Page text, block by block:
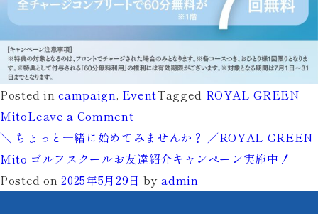
Posted incampaign, EventTagged ROYAL GREEN
MitoLeave a Commenton
【期
間
限
＼ ちょっと一緒に始めてみませんか？ ／ROYAL GREEN
Mito ゴルフスクールお友達紹介キャンペーン実施中！
Posted on2025年5月29日 byadmin